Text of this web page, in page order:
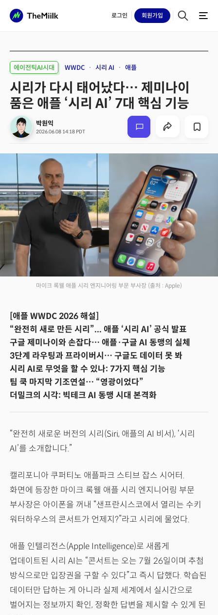
로그인 회원가입
에이전틱AI시대 WWDC 시리 AI 애플
시리가 다시 태어났다… 제미나이
품은 애플 ‘시리 AI’ 7대 핵심 기능
박원익
2026.06.08 14:18 PDT
마이크 록웰 애플 시리 엔지니어링 부문 부사장 (출처 : Apple)
[애플 WWDC 2026 해설]
“완전히 새로 만든 시리”... 애플 ‘시리 AI’ 공식 발표
구글 제미나이와 손잡다… 애플·구글 AI 동맹의 실체
3단계 라우팅과 프라이버시… 구글도 데이터 못 봐
시리 AI로 무엇을 할 수 있나: 7가지 핵심 기능
팀 쿡 마지막 기조연설… “영광이었다”
더밀크의 시각: 빅테크 AI 동맹 시대 본격화
“완전히 새로운 버전의 시리(Siri, 애플의 AI 비서), ‘시리
AI’를 소개합니다.”
캘리포니아 쿠퍼티노 애플파크 스티브 잡스 시어터.
화면에 등장한 마이크 록웰 애플 시리 엔지니어링 부문
부사장은 아이폰을 꺼내 “샌프란시스코에서 열리는 수키
워터하우스의 콘서트가 언제지?”라고 시리에 물었다.
애플 인텔리전스(Apple Intelligence)로 새롭게
업데이트된 시리 AI는 “콘서트는 오는 7월 26일이며 추첨
방식으로만 입장권을 구할 수 있다”고 즉시 답했다. 학습된
데이터만 답하는 게 아니라 실제 세계에서 실시간으로
벌어지는 정보까지 확인, 정확한 답변을 제시할 수 있게 된